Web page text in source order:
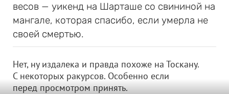
весов — уикенд на Шарташе со свининой на
мангале, которая спасибо, если умерла не
своей смертью.
Нет, ну издалека и правда похоже на Тоскану.
С некоторых ракурсов. Особенно если
перед просмотром принять.